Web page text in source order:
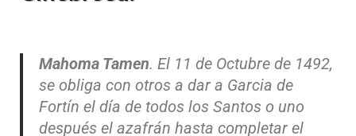
Mahoma Tamen. El 11 de Octubre de 1492,
se obliga con otros a dar a Garcia de
Fortín el día de todos los Santos o uno
después el azafrán hasta completar el